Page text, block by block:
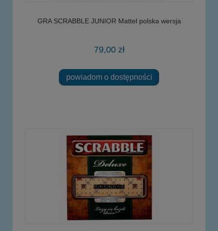
GRA SCRABBLE JUNIOR Mattel polska wersja
79,00 zł
powiadom o dostępności